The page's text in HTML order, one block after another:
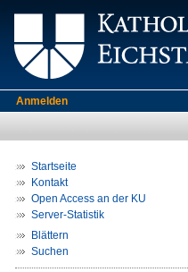
Anmelden
Startseite
Kontakt
Open Access an der KU
Server-Statistik
Blättern
Suchen